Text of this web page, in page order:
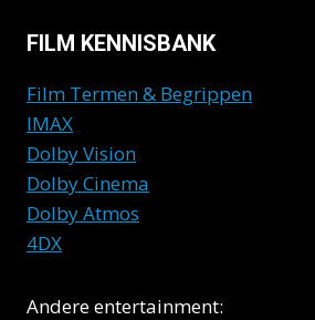
FILM KENNISBANK
Film Termen & Begrippen
IMAX
Dolby Vision
Dolby Cinema
Dolby Atmos
4DX
Andere entertainment: